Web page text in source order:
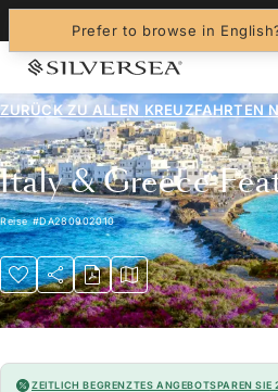
Prefer to browse in
ZURÜCK ZU ALLEN KREUZFAHRTEN
Italy & Greece
Reise#DA280902010
ZEITLICH BEGRENZTES ANGEBOTSPAREN SIE